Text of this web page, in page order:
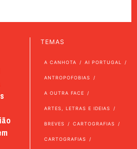
TEMAS
A CANHOTA AI PORTUGAL
ANTROPOFOBIAS
A OUTRA FACE
ARTES, LETRAS E IDEIAS
BREVES CARTOGRAFIAS
CARTOGRAFIAS